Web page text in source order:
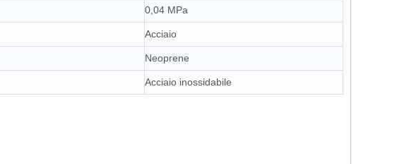
0,04 MPa
Acciaio
Neoprene
Acciaio inossidabile